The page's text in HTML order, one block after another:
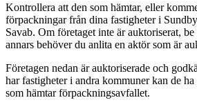
Kontrollera att den som hämtar, eller
förpackningar från dina fastigheter i
Savab. Om företaget inte är auktoriserat,
annars behöver du anlita en aktör som är
Företagen nedan är auktoriserade och
har fastigheter i andra kommuner kan de
som hämtar förpackningsavfallet.